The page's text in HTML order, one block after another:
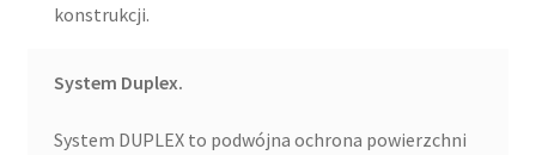
konstrukcji.
System Duplex.
System DUPLEX to podwójna ochrona powierzchni